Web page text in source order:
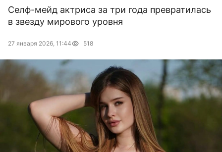
Селф-мейд актриса за три года превратилась
в звезду мирового уровня
27 января 2026, 11:44 518